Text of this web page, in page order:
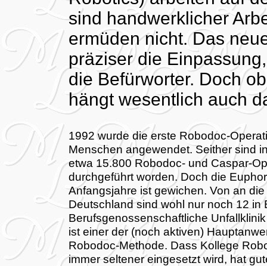
sind handwerklicher
ermüden nicht. Das
präziser die
die Befürworter. Doch
hängt wesentlich auch
1992 wurde die erste Robodoc-
Menschen angewendet. Seither sind
etwa 15.800 Robodoc- und Caspar-
durchgeführt worden. Doch die
Anfangsjahre ist gewichen. Von an
Deutschland sind wohl nur noch 12 in
Berufsgenossenschaftliche
ist einer der (noch aktiven)
Robodoc-Methode. Dass Kollege
immer seltener eingesetzt wird, hat